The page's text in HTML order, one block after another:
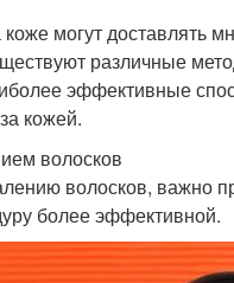
могут доставлять
различные
эффективные
кожей.
волосков
волосков, важно
более эффективной.